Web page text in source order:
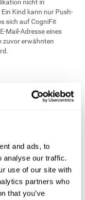
and ads, to
analyse our traffic.
use of our site with
partners who
that you’ve
nicht in
Kind kann nur Push-
sich auf CogniFit
Mail-Adresse eines
zuvor erwähnten
ist, erfasst die
dass dies mit der
es möglich, dass
werden, einerseits
und nützlicher für die
sind